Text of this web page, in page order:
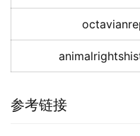
参考链接